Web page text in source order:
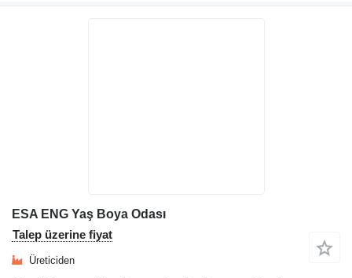
ESA ENG Yaş Boya Odası
Talep üzerine fiyat
Üreticiden